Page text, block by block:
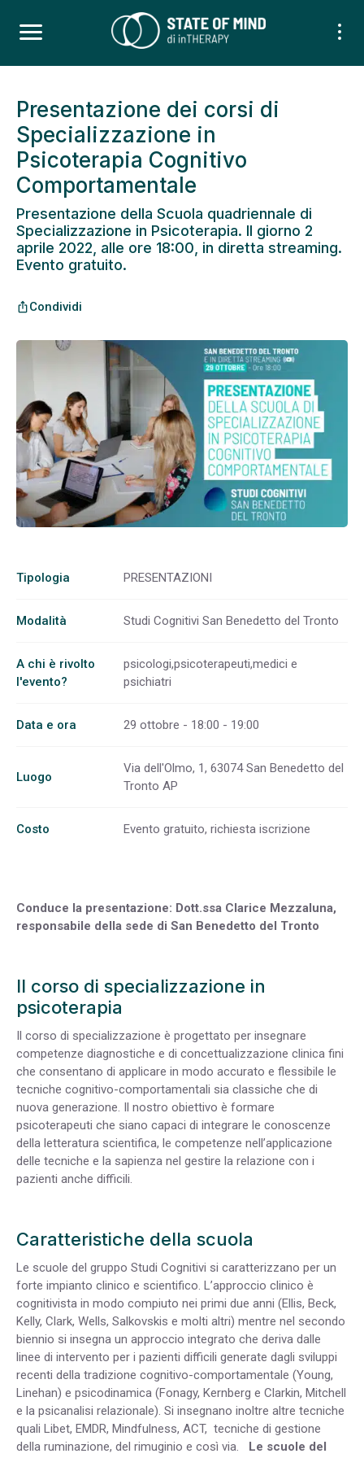
Presentazione dei corsi di
Specializzazione in
Psicoterapia Cognitivo
Comportamentale
Presentazione della Scuola quadriennale di
Specializzazione in Psicoterapia. Il giorno 2
aprile 2022, alle ore 18:00, in diretta streaming.
Evento gratuito.
ios_shareCondividi
Tipologia PRESENTAZIONI
Modalità Studi Cognitivi San Benedetto del Tronto
A chi è rivolto
l'evento?
psicologi,psicoterapeuti,medici e
psichiatri
Data e ora 29 ottobre - 18:00 - 19:00
Luogo
Via dell'Olmo, 1, 63074 San Benedetto del
Tronto AP
Costo Evento gratuito, richiesta iscrizione
Conduce la presentazione: Dott.ssa Clarice Mezzaluna,
responsabile della sede di San Benedetto del Tronto
Il corso di specializzazione in
psicoterapia
Il corso di specializzazione è progettato per insegnare
competenze diagnostiche e di concettualizzazione clinica fini
che consentano di applicare in modo accurato e flessibile le
tecniche cognitivo-comportamentali sia classiche che di
nuova generazione. Il nostro obiettivo è formare
psicoterapeuti che siano capaci di integrare le conoscenze
della letteratura scientifica, le competenze nell’applicazione
delle tecniche e la sapienza nel gestire la relazione con i
pazienti anche difficili.
Caratteristiche della scuola
Le scuole del gruppo Studi Cognitivi si caratterizzano per un
forte impianto clinico e scientifico. L’approccio clinico è
cognitivista in modo compiuto nei primi due anni (Ellis, Beck,
Kelly, Clark, Wells, Salkovskis e molti altri) mentre nel secondo
biennio si insegna un approccio integrato che deriva dalle
linee di intervento per i pazienti difficili generate dagli sviluppi
recenti della tradizione cognitivo-comportamentale (Young,
Linehan) e psicodinamica (Fonagy, Kernberg e Clarkin, Mitchell
e la psicanalisi relazionale). Si insegnano inoltre altre tecniche
quali Libet, EMDR, Mindfulness, ACT, tecniche di gestione
della ruminazione, del rimuginio e così via. Le scuole del